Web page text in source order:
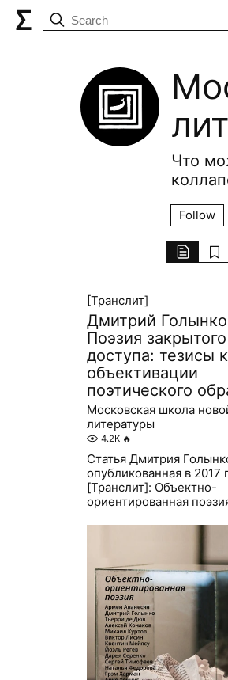
Что
Follow
[Транслит]
Дмитрий
Поэзия закрытого
доступа: тезисы к
объективации
поэтического
Московская школа
литературы
4.2K 🔥
Статья Дмитрия
опубликованная в 2017
[Транслит]: Объектно-
ориентированная